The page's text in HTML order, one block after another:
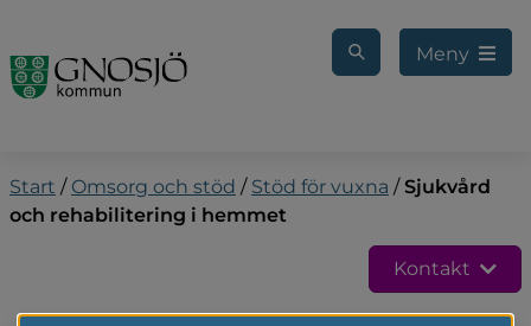
Meny
Start / Omsorg och stöd / Stöd för vuxna / Sjukvård
och rehabilitering i hemmet
Kontakt